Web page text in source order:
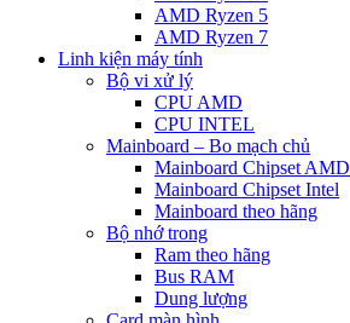
AMD Ryzen 5
AMD Ryzen 7
Linh kiện máy tính
Bộ vi xử lý
CPU AMD
CPU INTEL
Mainboard – Bo mạch chủ
Mainboard Chipset AMD
Mainboard Chipset Intel
Mainboard theo hãng
Bộ nhớ trong
Ram theo hãng
Bus RAM
Dung lượng